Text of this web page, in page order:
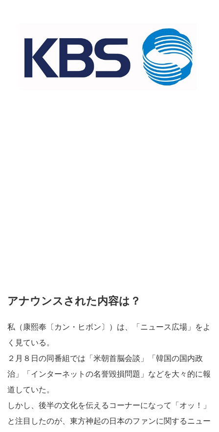
アナウンスされた内容は？
私（康熙奉〔カン・ヒボン〕）は、「ニュース広場」をよ
く見ている。
２月８日の同番組では「米朝首脳会談」「韓国の国内政
治」「インターネットの名誉毀損問題」などを大々的に報
道していた。
しかし、後半の文化を伝えるコーナーになって「オッ！」
と注目したのが、東方神起の日本のファンに関するニュー